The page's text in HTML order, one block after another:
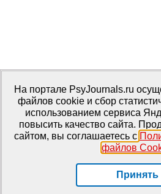
Портал психологических изданий
Правила использования материалов
Свидетельство регистрации СМИЭл №
2016 г.
Издатель: ФГБОУ ВО МГППУ
На портале PsyJournals.ru
файлов cookie и сбор
использованием сервиса
повысить качество сайта.
сайтом, вы соглашаетесь с
файлов
Принять